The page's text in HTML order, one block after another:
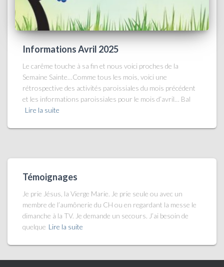
Informations Avril 2025
Le carême touche à sa fin et nous voici proches de la
Semaine Sainte…Comme tous les mois, voici une
rétrospective des activités paroissiales du mois précédent
et les informations paroissiales pour le mois d’avril… Bal
Lire la suite
Témoignages
Je prie Jésus, la Vierge Marie. Je prie seule ou avec un
membre de l’aumônerie du CH ou en regardant la messe le
dimanche à la TV. Je demande un secours. J’ai besoin de
quelque Lire la suite